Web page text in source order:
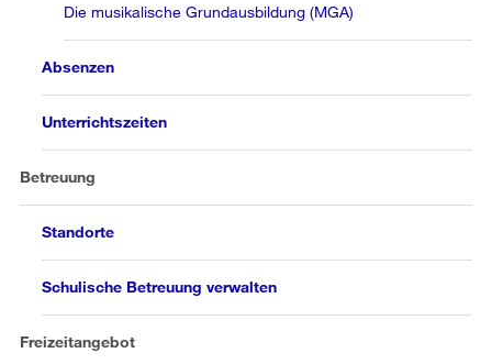
Die musikalische Grundausbildung (MGA)
Absenzen
Unterrichtszeiten
Betreuung
Standorte
Schulische Betreuung verwalten
Freizeitangebot